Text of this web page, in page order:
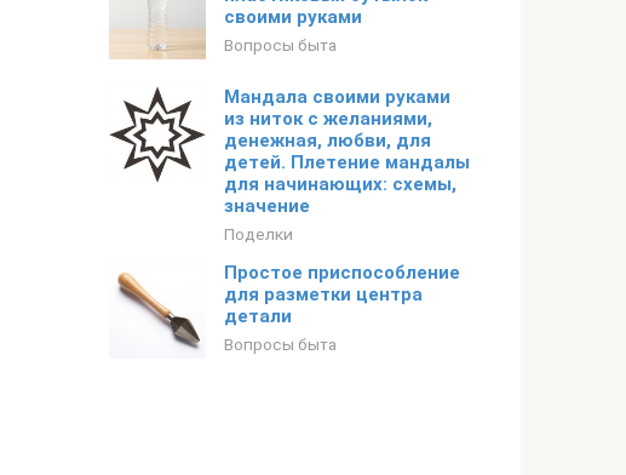
своими руками
Вопросы быта
Мандала своими руками
из ниток с желаниями,
денежная, любви, для
детей. Плетение мандалы
для начинающих: схемы,
значение
Поделки
Простое приспособление
для разметки центра
детали
Вопросы быта